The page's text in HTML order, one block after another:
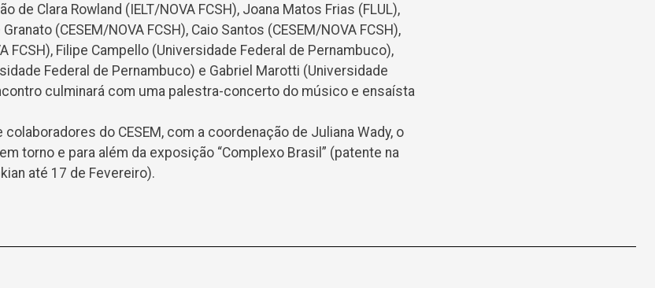
de Clara Rowland (IELT/NOVA FCSH), Joana Matos Frias (FLUL),
(CESEM/NOVA FCSH), Caio Santos (CESEM/NOVA FCSH),
FCSH), Filipe Campello (Universidade Federal de Pernambuco),
Federal de Pernambuco) e Gabriel Marotti (Universidade
culminará com uma palestra-concerto do músico e ensaísta
do CESEM, com a coordenação de Juliana Wady, o
torno e para além da exposição “Complexo Brasil” (patente na
até 17 de Fevereiro).